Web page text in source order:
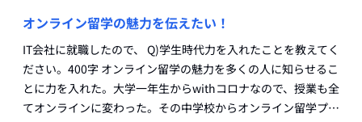
オンライン留学の魅力を伝えたい！
IT会社に就職したので、 Q)学生時代力を入れたことを教えてく
ださい。400字 オンライン留学の魅力を多くの人に知らせるこ
とに力を入れた。大学一年生からwithコロナなので、授業も全
てオンラインに変わった。その中学校からオンライン留学プ…